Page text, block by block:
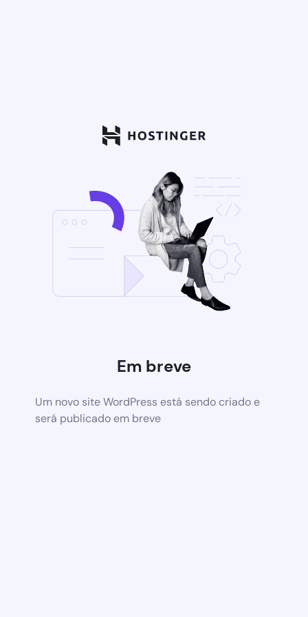
Em breve
Um novo site WordPress está sendo criado e
será publicado em breve